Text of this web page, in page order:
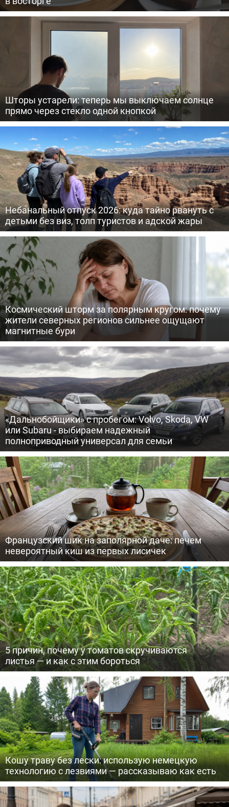
Шторы устарели: теперь мы выключаем солнце
прямо через стекло одной кнопкой
Небанальный отпуск 2026: куда тайно рвануть с
детьми без виз, толп туристов и адской жары
Космический шторм за полярным кругом: почему
жители северных регионов сильнее ощущают
магнитные бури
«Дальнобойщики» с пробегом: Volvo, Skoda, VW
или Subaru - выбираем надежный
полноприводный универсал для семьи
Французский шик на заполярной даче: печем
невероятный киш из первых лисичек
5 причин, почему у томатов скручиваются
листья — и как с этим бороться
Кошу траву без лески: использую немецкую
технологию с лезвиями — рассказываю как есть